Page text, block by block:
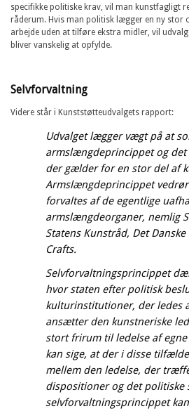
specifikke politiske krav, vil man kunstfagligt
råderum. Hvis man politisk lægger en ny stor
arbejde uden at tilføre ekstra midler, vil
bliver vanskelig at opfylde.
Selvforvaltning
Videre står i Kunststøtteudvalgets rapport:
Udvalget lægger vægt på at
armslængdeprincippet og
der gælder for en stor del af
Armslængdeprincippet
forvaltes af de egentlige
armslængdeorganer, nemlig
Statens Kunstråd, Det
Crafts.
Selvforvaltningsprincippet
hvor staten efter politisk
kulturinstitutioner, der ledes
ansætter den kunstneriske
stort frirum til ledelse af
kan sige, at der i disse
mellem den ledelse, der
dispositioner og det politiske
selvforvaltningsprincippet